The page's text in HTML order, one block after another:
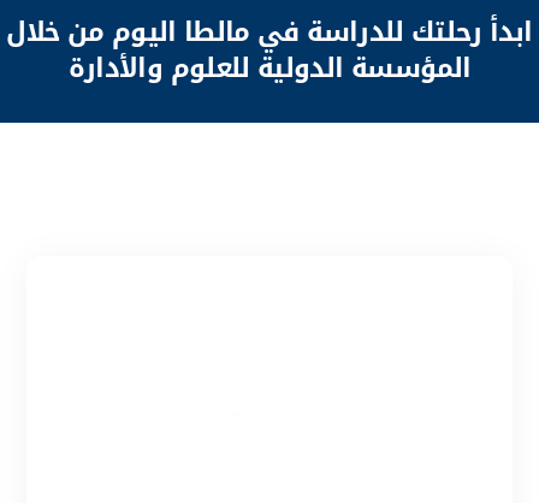
ابدأ رحلتك للدراسة في مالطا اليوم من خلال
المؤسسة الدولية للعلوم والأدارة